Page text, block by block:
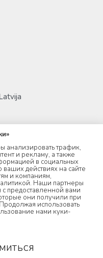
анализировать трафик,
и рекламу, а также
в социальных
действиях на сайте
и компаниям,
Наши партнеры
с предоставленной вами
они получили при
использовать
нами куки-